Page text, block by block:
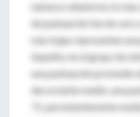
números aleatorios lo
de puntuación fue de cero
más bajas representan
Aquellos en el grupo de
una puntuación promedio
decreciente medio, una
71, persistentemente